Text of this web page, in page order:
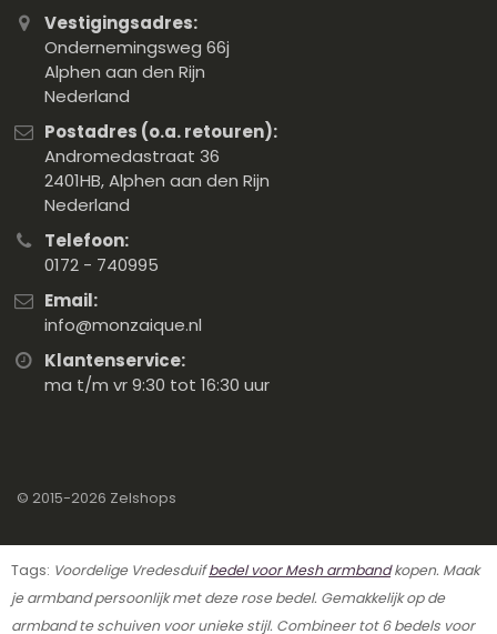
Vestigingsadres:
Ondernemingsweg 66j
Alphen aan den Rijn
Nederland
Postadres (o.a. retouren):
Andromedastraat 36
2401HB, Alphen aan den Rijn
Nederland
Telefoon:
0172 - 740995
Email:
info@monzaique.nl
Klantenservice:
ma t/m vr 9:30 tot 16:30 uur
© 2015-2026 Zelshops
Tags: Voordelige Vredesduifbedel voor Mesh armbandkopen. Maak
je armband persoonlijk met deze rose bedel. Gemakkelijk op de
armband te schuiven voor unieke stijl. Combineer tot 6 bedels voor